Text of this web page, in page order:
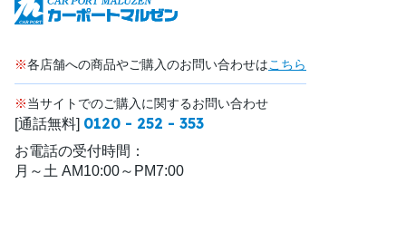
※各店舗への商品やご購入のお問い合わせはこちら
※当サイトでのご購入に関するお問い合わせ
[通話無料] 0120 - 252 - 353
お電話の受付時間：
月～土 AM10:00～PM7:00